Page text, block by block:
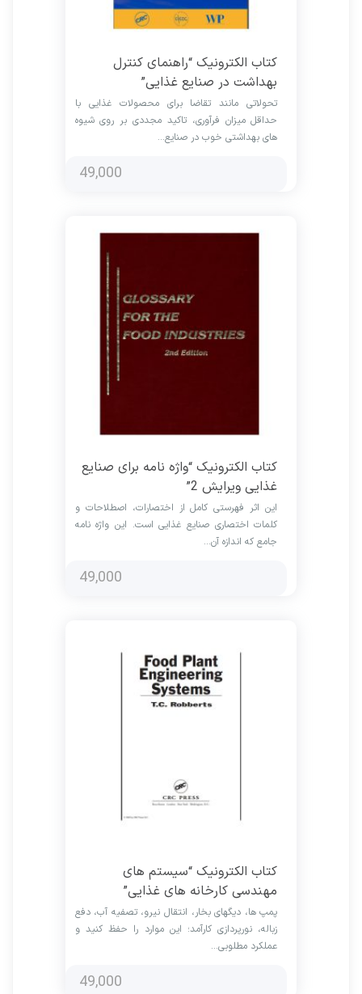
کتاب الکترونیک “راهنمای کنترل
بهداشت در صنایع غذایی”
تحولاتی مانند تقاضا برای محصولات غذایی با
حداقل میزان فرآوری، تاکید مجددی بر روی شیوه
های بهداشتی خوب در صنایع…
49,000
کتاب الکترونیک “واژه نامه برای صنایع
غذایی ویرایش 2”
این اثر فهرستی کامل از اختصارات، اصطلاحات و
کلمات اختصاری صنایع غذایی است. این واژه نامه
جامع که اندازه آن…
49,000
کتاب الکترونیک “ سیستم های
مهندسی کارخانه های غذایی”
پمپ ها، دیگهای بخار، انتقال نیرو، تصفیه آب، دفع
زباله، نورپردازی کارآمد؛ این موارد را حفظ کنید و
عملکرد مطلوبی…
49,000